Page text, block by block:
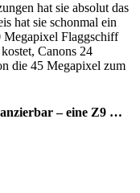
hat sie absolut das
hat sie schonmal ein
Megapixel Flaggschiff
Canons 24
die 45 Megapixel zum
– eine Z9 …